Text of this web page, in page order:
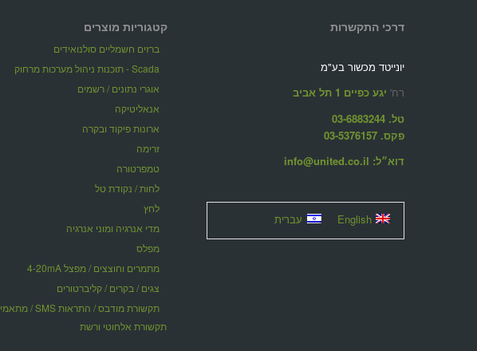
קטגוריות מוצרים
ברזים חשמליים סולנואידים
Scada - תוכנות ניהול מערכות מרחוק
אוגרי נתונים / רשמים
אנאליטיקה
ארונות פיקוד ובקרה
זרימה
טמפרטורה
לחות / נקודת טל
לחץ
מדי אנרגיה ומוני אנרגיה
מפלס
מתמרים וחוצצים / מפצל 4-20mA
צגים / בקרים / קליברטורים
תקשורת מודבס / התראות SMS / מתאמי
תקשורת אלחוטי ורשת
דרכי התקשרות
יונייטד מכשור בע"מ
רח' יגע כפיים 1 תל אביב
טל. 03-6883244
פקס. 03-5376157
דוא״ל: info@united.co.il
English עברית